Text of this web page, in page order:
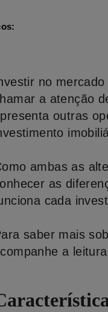
no
a atenção
outras
ambas as
as
cada
saber mais
a